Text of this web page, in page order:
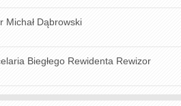
Michał Dąbrowski
Biegłego Rewidenta Rewizor